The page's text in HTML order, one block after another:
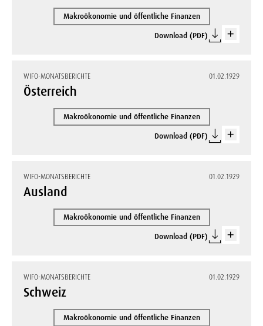
Makroökonomie und öffentliche Finanzen
Download (PDF)
WIFO-MONATSBERICHTE 01.02.1929
Österreich
Makroökonomie und öffentliche Finanzen
Download (PDF)
WIFO-MONATSBERICHTE 01.02.1929
Ausland
Makroökonomie und öffentliche Finanzen
Download (PDF)
WIFO-MONATSBERICHTE 01.02.1929
Schweiz
Makroökonomie und öffentliche Finanzen